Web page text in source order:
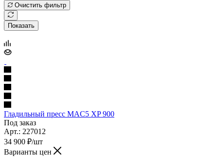
Очистить фильтр
Показать
Гладильный пресс MAC5 XP 900
Под заказ
Арт.: 227012
34 900 ₽/шт
Варианты цен